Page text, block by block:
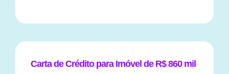
Carta de Crédito para Imóvel de R$ 860 mil